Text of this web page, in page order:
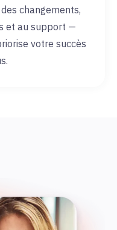
changements,
et au support —
votre succès